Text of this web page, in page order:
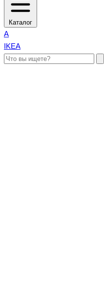
Каталог
A
IKEA